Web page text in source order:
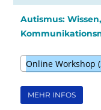
Autismus:
Online Workshop
MEHR INFOS